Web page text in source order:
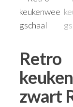
Retro
zwart